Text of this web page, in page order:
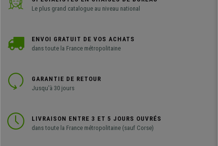
Le plus grand catalogue au niveau national
ENVOI GRATUIT DE VOS ACHATS
dans toute la France métropolitaine
GARANTIE DE RETOUR
Jusqu'à 30 jours
LIVRAISON ENTRE 3 ET 5 JOURS OUVRÉS
dans toute la France métropolitaine (sauf Corse)